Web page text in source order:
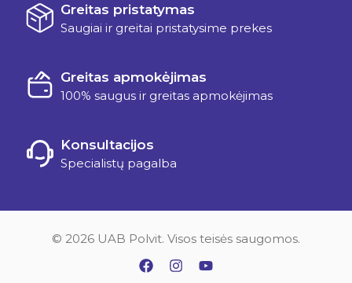
Greitas pristatymas
Saugiai ir greitai pristatysime prekes
Greitas apmokėjimas
100% saugus ir greitas apmokėjimas
Konsultacijos
Specialistų pagalba
© 2026 UAB Polvit. Visos teisės saugomos.